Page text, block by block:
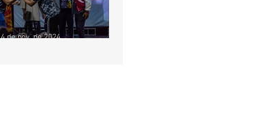
Ceilândia
4 de nov. de 2024